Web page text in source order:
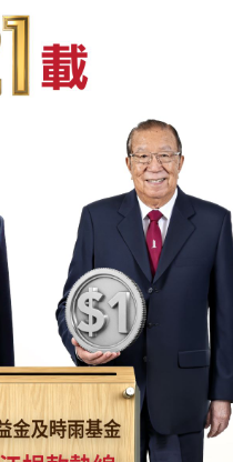
已有至少12名網紅遇害